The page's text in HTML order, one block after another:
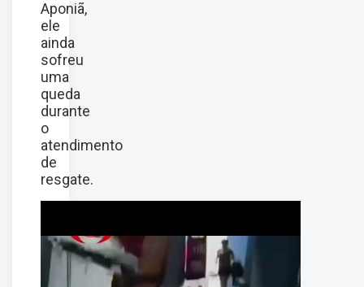
Aponiã,
ele
ainda
sofreu
uma
queda
durante
o
atendimento
de
resgate.